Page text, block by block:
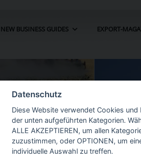
NEW BUSINESS GUIDES EXPORT-
Datenschutz
Diese Website verwendet Cookies und
der unten aufgeführten Kategorien.
ALLE AKZEPTIEREN, um allen
zuzustimmen, oder OPTIONEN, um
individuelle Auswahl zu treffen.